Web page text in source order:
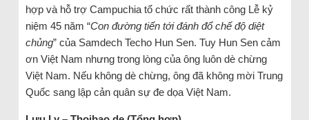
hợp và hỗ trợ Campuchia tổ chức rất thành công Lễ kỷ
niệm 45 năm “Con đường tiến tới đánh đổ chế độ diệt
chủng” của Samdech Techo Hun Sen. Tuy Hun Sen cảm
ơn Việt Nam nhưng trong lòng của ông luôn dè chừng
Việt Nam. Nếu không dè chừng, ông đã không mời Trung
Quốc sang lập cản quân sự đe dọa Việt Nam.